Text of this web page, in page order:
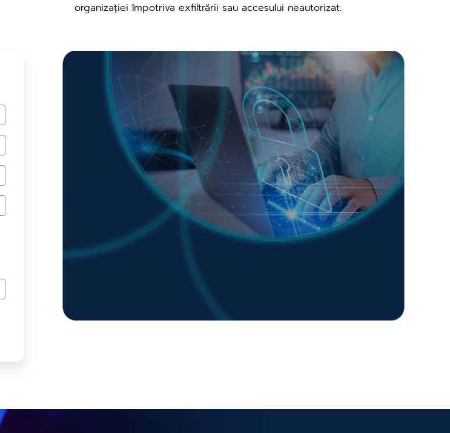
organizației împotriva exfiltrării sau accesului neautorizat.